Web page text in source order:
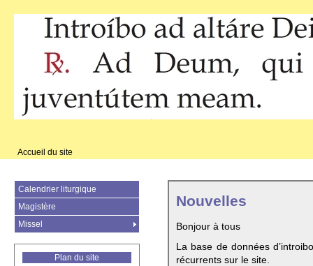
Accueil du site
Nouvelles
Bonjour à tous
La base de données
récurrents sur le site.
Calendrier liturgique
Magistère
Missel
Plan du site